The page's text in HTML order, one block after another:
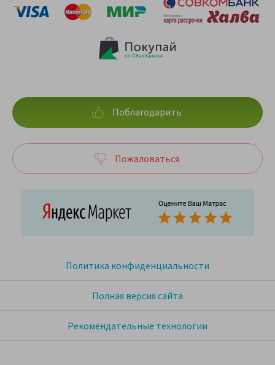
Политика конфиденциальности
Полная версия сайта
Рекомендательные технологии
Поблагодарить
Пожаловаться